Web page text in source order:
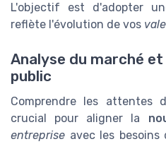
L'objectif est d'adopter
reflète l'évolution de vos
Analyse du marché
public
Comprendre les attentes
crucial pour aligner la
entreprise avec les besoins